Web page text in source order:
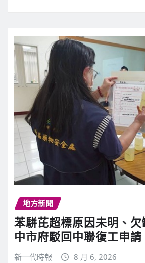
地方新聞
苯駢芘超標原因未明、
中市府駁回中聯復工申請
新一代時報 8 月 6, 2026